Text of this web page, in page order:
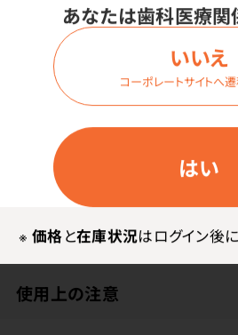
あなたは歯科医療関
はい
いいえ
コーポレートサイトへ
※ 価格と在庫状況はログイン後
その他
●中国製
●材質／レーヨン、ポリエステル
●成分／エタノール、水
●サイズ／約150mm×約200mm
使用上の注意